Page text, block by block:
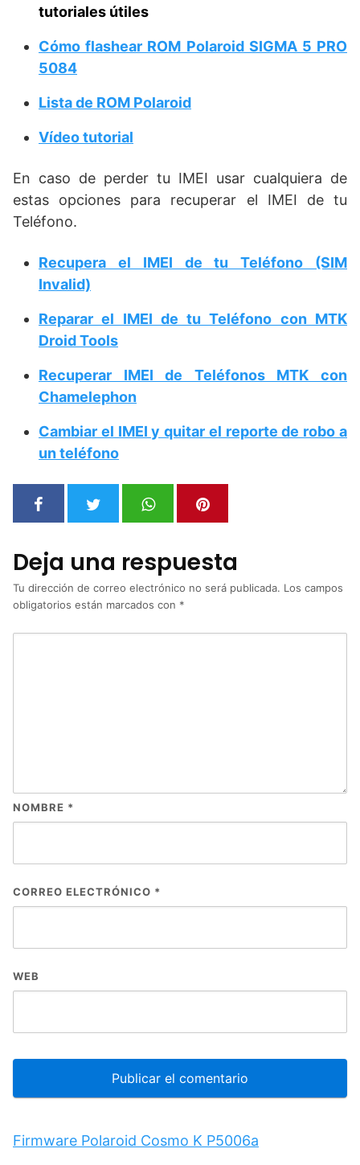
tutoriales útiles
Cómo flashear ROM Polaroid SIGMA 5 PRO
5084
Lista de ROM Polaroid
Vídeo tutorial
En caso de perder tu IMEI usar cualquiera de
estas opciones para recuperar el IMEI de tu
Teléfono.
Recupera el IMEI de tu Teléfono (SIM
Invalid)
Reparar el IMEI de tu Teléfono con MTK
Droid Tools
Recuperar IMEI de Teléfonos MTK con
Chamelephon
Cambiar el IMEI y quitar el reporte de robo a
un teléfono
Deja una respuesta
Tu dirección de correo electrónico no será publicada. Los campos
obligatorios están marcados con *
NOMBRE *
CORREO ELECTRÓNICO *
WEB
Firmware Polaroid Cosmo K P5006a